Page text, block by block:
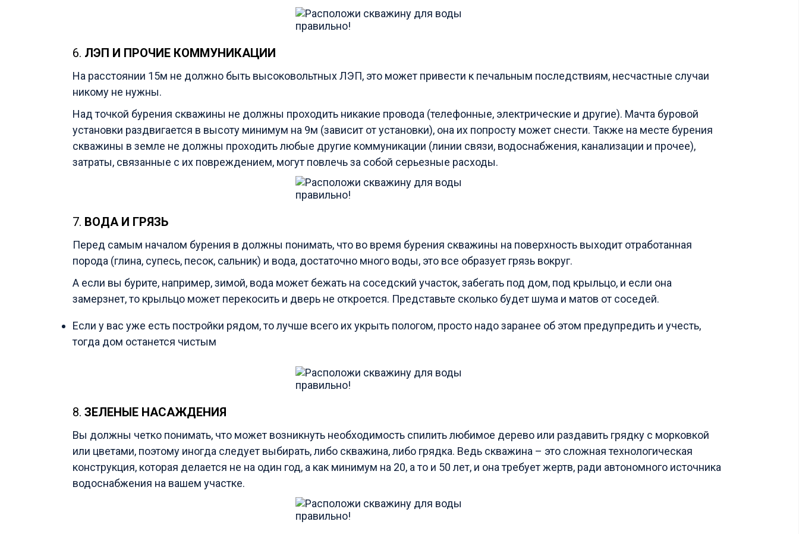
6. ЛЭП И ПРОЧИЕ КОММУНИКАЦИИ
На расстоянии 15м не должно быть высоковольтных ЛЭП, это может привести к печальным последствиям, несчастные случаи
никому не нужны.
Над точкой бурения скважины не должны проходить никакие провода (телефонные, электрические и другие). Мачта буровой
установки раздвигается в высоту минимум на 9м (зависит от установки), она их попросту может снести. Также на месте бурения
скважины в земле не должны проходить любые другие коммуникации (линии связи, водоснабжения, канализации и прочее),
затраты, связанные с их повреждением, могут повлечь за собой серьезные расходы.
7. ВОДА И ГРЯЗЬ
Перед самым началом бурения в должны понимать, что во время бурения скважины на поверхность выходит отработанная
порода (глина, супесь, песок, сальник) и вода, достаточно много воды, это все образует грязь вокруг.
А если вы бурите, например, зимой, вода может бежать на соседский участок, забегать под дом, под крыльцо, и если она
замерзнет, то крыльцо может перекосить и дверь не откроется. Представьте сколько будет шума и матов от соседей.
Если у вас уже есть постройки рядом, то лучше всего их укрыть пологом, просто надо заранее об этом предупредить и учесть,
тогда дом останется чистым
8. ЗЕЛЕНЫЕ НАСАЖДЕНИЯ
Вы должны четко понимать, что может возникнуть необходимость спилить любимое дерево или раздавить грядку с морковкой
или цветами, поэтому иногда следует выбирать, либо скважина, либо грядка. Ведь скважина – это сложная технологическая
конструкция, которая делается не на один год, а как минимум на 20, а то и 50 лет, и она требует жертв, ради автономного источника
водоснабжения на вашем участке.